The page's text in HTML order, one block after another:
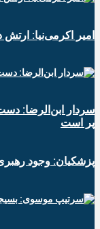
امیر اکرمی‌نیا: ارتش
سردار ابن‌الرضا:
پر است
پزشکیان: وجود